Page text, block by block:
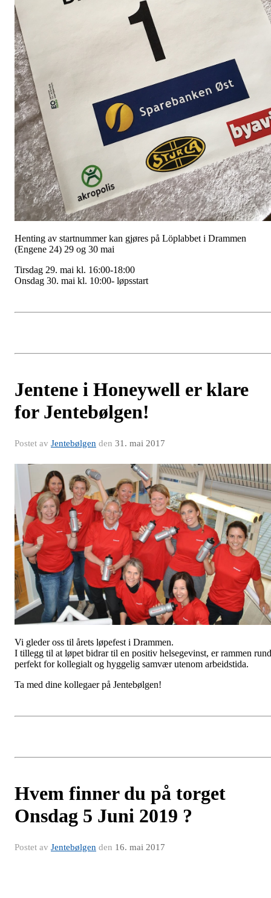
Henting av startnummer kan gjøres på Löplabbet i Drammen
(Engene 24) 29 og 30 mai
Tirsdag 29. mai kl. 16:00-18:00
Onsdag 30. mai kl. 10:00- løpsstart
Jentene i Honeywell er klare
for Jentebølgen!
Postet av Jentebølgen den 31. mai 2017
Vi gleder oss til årets løpefest i Drammen.
I tillegg til at løpet bidrar til en positiv helsegevinst, er rammen
perfekt for kollegialt og hyggelig samvær utenom arbeidstida.
Ta med dine kollegaer på Jentebølgen!
Hvem finner du på torget
Onsdag 5 Juni 2019 ?
Postet av Jentebølgen den 16. mai 2017